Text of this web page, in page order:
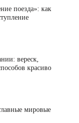
поезда»: как
вереск,
красиво
мировые